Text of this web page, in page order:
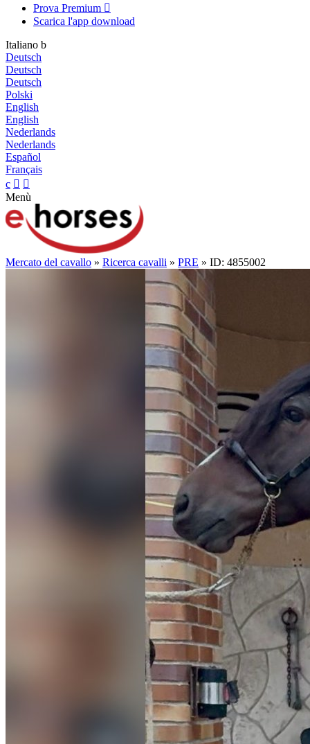
Prova Premium 
Scarica l'app download
Italiano b
Deutsch
Deutsch
Deutsch
Polski
English
English
Nederlands
Nederlands
Español
Français
c  
Menù
Mercato del cavallo » Ricerca cavalli » PRE » ID: 4855002